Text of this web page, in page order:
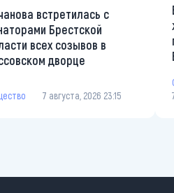
встретилась с
Брестской
всех созывов в
дворце
7 августа, 2026 23:15